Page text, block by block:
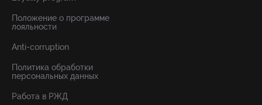
Положение о программе
лояльности
Anti-corruption
Политика обработки
персональных данных
Работа в РЖД